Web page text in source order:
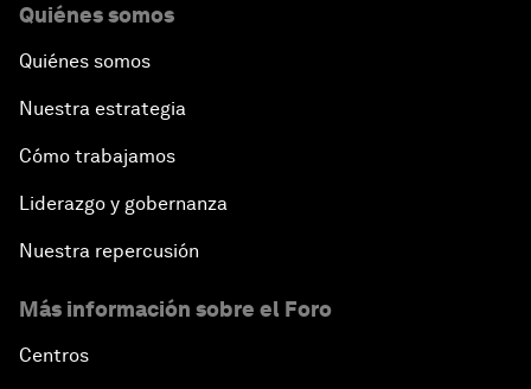
Quiénes somos
Quiénes somos
Nuestra estrategia
Cómo trabajamos
Liderazgo y gobernanza
Nuestra repercusión
Más información sobre el Foro
Centros